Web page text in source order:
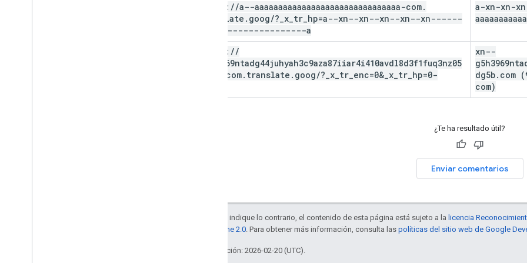
https: //a--aaaaaaaaaaaaaaaaaaaaaaaaaaaaaaa-com.
translate . goog/? x tr hp=a--xn--xn--xn--xn--xn------
--------------------a
a-xn-xn-
https: //
g5h3969ntadg44juhyah3c9aza87iiar4i410avdl8d3f1fuq3nz05
dg5b-com. translate . goog/? x tr enc=0& x tr hp=0-
xn--
dg5b. com
com)
¿Te ha resultado útil?
Enviar comentarios
A menos que se indique lo contrario, el contenido de esta página está sujeto a la licencia
licencia Apache 2.0 . Para obtener más información, consulta las políticas del sitio web de Google
Última actualización: 2026-02-20 (UTC).